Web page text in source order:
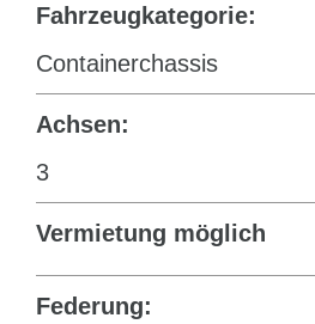
Fahrzeugkategorie:
Containerchassis
Achsen:
3
Vermietung möglich
Federung: